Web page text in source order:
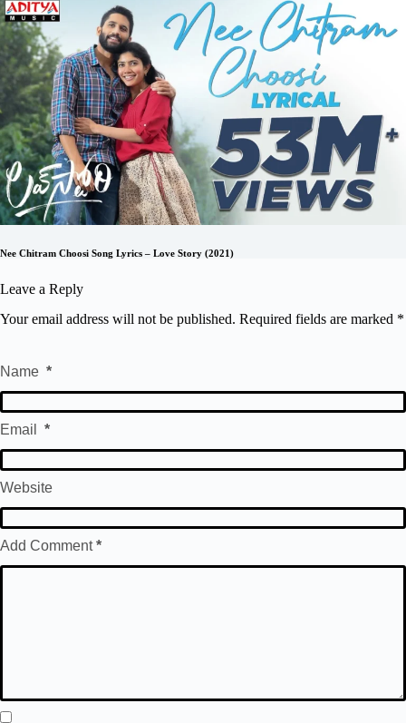
Nee Chitram Choosi Song Lyrics – Love Story (2021)
Leave a Reply
Your email address will not be published. Required fields are marked *
Name *
Email *
Website
Add Comment*